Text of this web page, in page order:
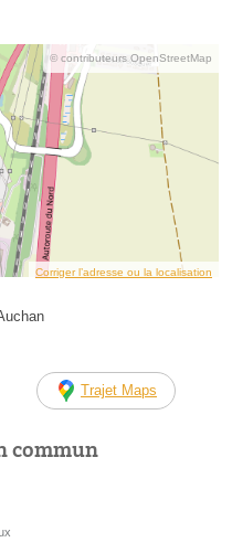
© contributeurs OpenStreetMap
Corriger l’adresse ou la localisation
Trajet Maps
commun